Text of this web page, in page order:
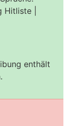
|
enthält